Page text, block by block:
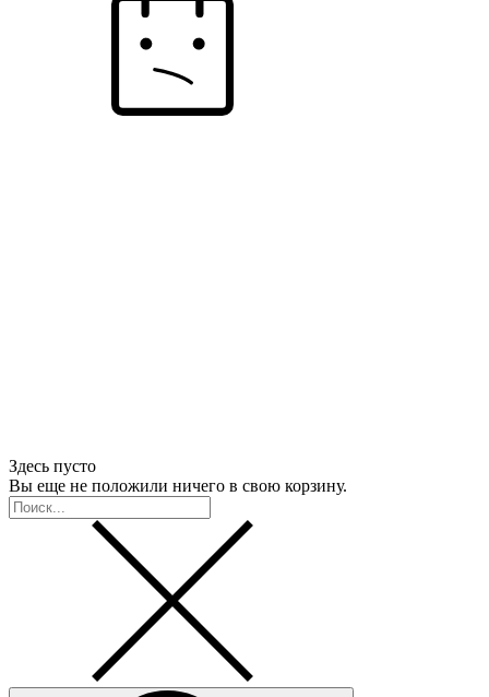
Здесь пусто
Вы еще не положили ничего в свою корзину.